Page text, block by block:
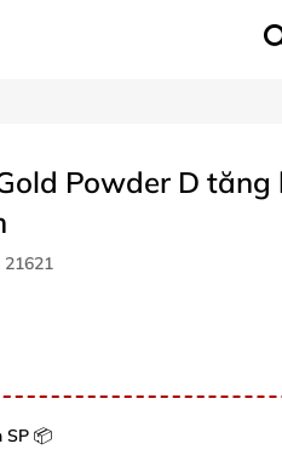
Powder D tăng
21621
SP 📦